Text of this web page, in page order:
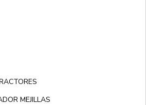
MEJILLAS